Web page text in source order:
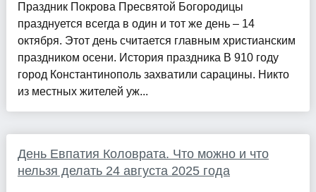
Праздник Покрова Пресвятой Богородицы
празднуется всегда в один и тот же день – 14
октября. Этот день считается главным христианским
праздником осени. История праздника В 910 году
город Константинополь захватили сарацины. Никто
из местных жителей уж...
День Евпатия Коловрата. Что можно и что
нельзя делать 24 августа 2025 года